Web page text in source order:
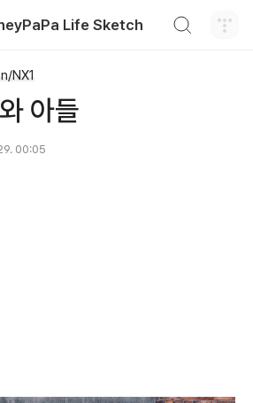
Life Sketch
NX1
아들
00:05